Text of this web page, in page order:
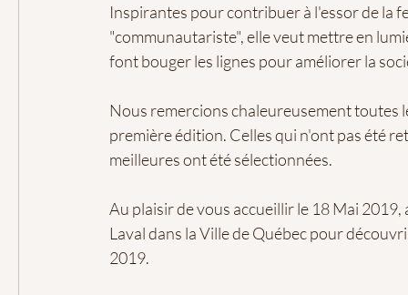
Inspirantes pour contribuer à l'essor de la
"communautariste", elle veut mettre en
font bouger les lignes pour améliorer la
Nous remercions chaleureusement toutes
première édition. Celles qui n'ont pas été
meilleures ont été sélectionnées.
Au plaisir de vous accueillir le 18 Mai
Laval dans la Ville de Québec pour
2019.